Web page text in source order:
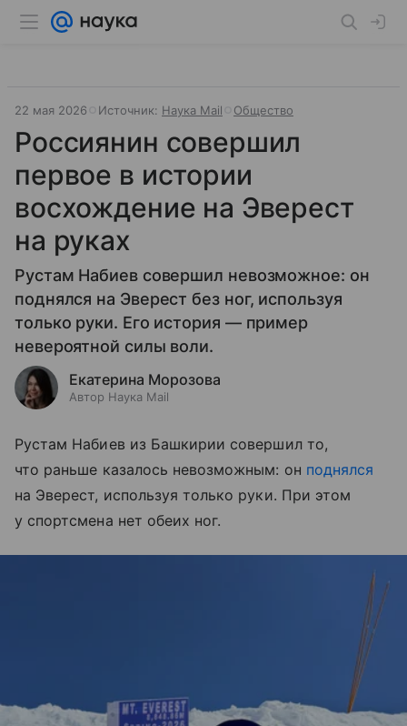
22 мая 2026 Источник: Наука Mail Общество
Россиянин совершил
первое в истории
восхождение на Эверест
на руках
Рустам Набиев совершил невозможное: он
поднялся на Эверест без ног, используя
только руки. Его история — пример
невероятной силы воли.
Екатерина Морозова
Автор Наука Mail
Рустам Набиев из Башкирии совершил то,
что раньше казалось невозможным: он поднялся
на Эверест, используя только руки. При этом
у спортсмена нет обеих ног.